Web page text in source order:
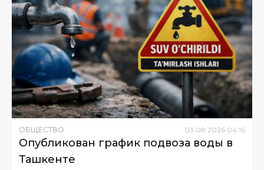
ОБЩЕСТВО 03.08.2026 04:16
Опубликован график подвоза воды в
Ташкенте